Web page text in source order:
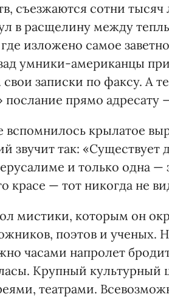
съезжаются сотни
в расщелину между
изложено самое
умники-американцы
свои записки по факсу. А
послание прямо
крылатое
звучит так:
и только одна —
красе — тот никогда не
мистики, которым он
поэтов и ученых.
часами напролет
Крупный культурный
театрами.